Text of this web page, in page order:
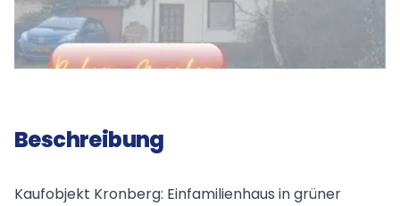
Beschreibung
Kaufobjekt Kronberg: Einfamilienhaus in grüner